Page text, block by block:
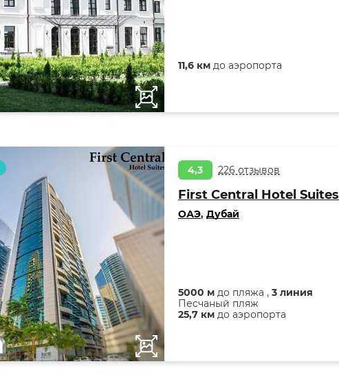
11,6 км до аэропорта
4,3 226 отзывов
First Central Hotel Suites
ОАЭ, Дубай
5000 м до пляжа , 3 линия
Песчаный пляж
25,7 км до аэропорта